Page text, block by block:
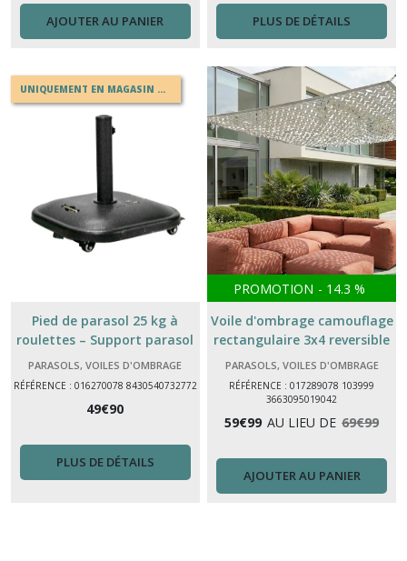
AJOUTER AU PANIER PLUS DE DÉTAILS
UNIQUEMENT EN MAGASIN OU EN DRIVE
Pied de parasol 25 kg à
roulettes – Support parasol
mobile
PARASOLS, VOILES D'OMBRAGE
RÉFÉRENCE : 016270078 8430540732772
49€90
PLUS DE DÉTAILS
PROMOTION - 14.3 %
Voile d'ombrage camouflage
rectangulaire 3x4 reversible
blanc gris oviala
PARASOLS, VOILES D'OMBRAGE
RÉFÉRENCE : 017289078 103999
3663095019042
59€99 AU LIEU DE 69€99
AJOUTER AU PANIER